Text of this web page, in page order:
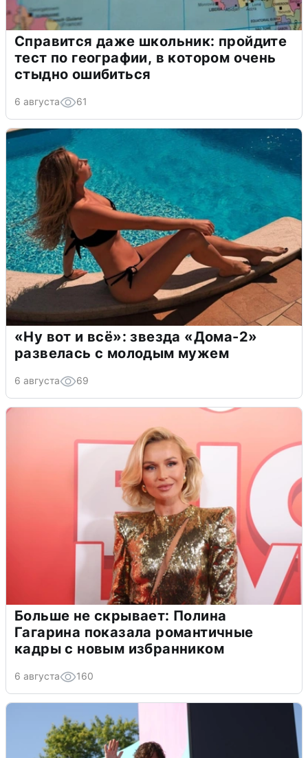
Справится даже школьник: пройдите
тест по географии, в котором очень
стыдно ошибиться
6 августа 61
«Ну вот и всё»: звезда «Дома-2»
развелась с молодым мужем
6 августа 69
Больше не скрывает: Полина
Гагарина показала романтичные
кадры с новым избранником
6 августа 160